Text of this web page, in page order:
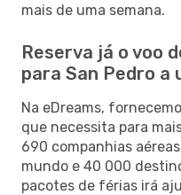
mais de uma semana.
Reserva já o voo
para San Pedro a
Na eDreams,
que necessita para
690 companhias
mundo e 40 000
pacotes de férias irá